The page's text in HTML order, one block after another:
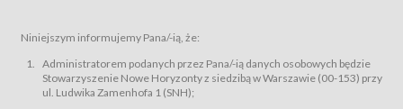
podmiotom z branży mediów i filmowej (Akredytacje);
Bilety – wybrane dokumenty potwierdzające zawarcie umowy z
Usługodawcą i uprawniające do wzięcia udziału w Wydarzeniu,
przewidziane przez Usługodawcę dla danego Wydarzenia, tj. uprawniające
do uczestnictwa w wielu albo w pojedynczych seansach filmowych,
Niniejszym informujemy Pana/-ią, że:
Administratorem podanych przez Pana/-ią danych osobowych będzie
Stowarzyszenie Nowe Horyzonty z siedzibą w Warszawie (00-153) przy
ul. Ludwika Zamenhofa 1 (SNH);